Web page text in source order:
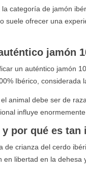
categoría de jamón
suele ofrecer una
jamón
un auténtico jamón
Ibérico, considerada
animal debe ser de
influye
por qué es tan
de crianza del cerdo
en libertad en la